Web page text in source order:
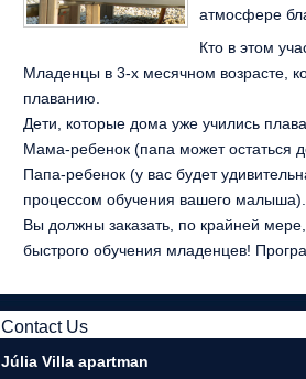
атмосфере
Кто в этом
Младенцы в 3-х месячном возрасте,
плаванию.
Дети, которые дома уже учились
Мама-ребенок (папа может остаться
Папа-ребенок (у вас будет
процессом обучения вашего малыша).
Вы должны заказать, по крайней
быстрого обучения младенцев!
Contact Us
Júlia Villa apartman